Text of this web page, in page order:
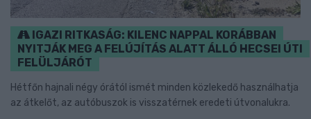
IGAZI RITKASÁG: KILENC NAPPAL KORÁBBAN
NYITJÁK MEG A FELÚJÍTÁS ALATT ÁLLÓ HECSEI ÚTI
FELÜLJÁRÓT
Hétfőn hajnali négy órától ismét minden közlekedő használhatja
az átkelőt, az autóbuszok is visszatérnek eredeti útvonalukra.